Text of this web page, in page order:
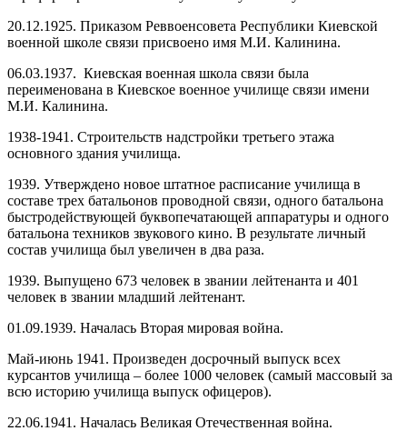
20.12.1925. Приказом Реввоенсовета Республики Киевской
военной школе связи присвоено имя М.И. Калинина.
06.03.1937. Киевская военная школа связи была
переименована в Киевское военное училище связи имени
М.И. Калинина.
1938-1941. Строительств надстройки третьего этажа
основного здания училища.
1939. Утверждено новое штатное расписание училища в
составе трех батальонов проводной связи, одного батальона
быстродействующей буквопечатающей аппаратуры и одного
батальона техников звукового кино. В результате личный
состав училища был увеличен в два раза.
1939. Выпущено 673 человек в звании лейтенанта и 401
человек в звании младший лейтенант.
01.09.1939. Началась Вторая мировая война.
Май-июнь 1941. Произведен досрочный выпуск всех
курсантов училища – более 1000 человек (самый массовый за
всю историю училища выпуск офицеров).
22.06.1941. Началась Великая Отечественная война.